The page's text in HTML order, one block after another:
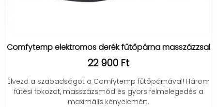
Comfytemp elektromos derék fűtőpárna masszázzsal
22 900 Ft
Élvezd a szabadságot a Comfytemp fűtőpárnával! Három
fűtési fokozat, masszázsmód és gyors felmelegedés a
maximális kényelemért.